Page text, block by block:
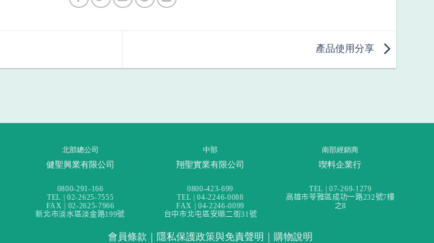
產品使用分享
北部總公司
健聖興業有限公司
0800-291-166
TEL | 02-2625-7555
FAX | 02-2625-7966
新北市淡水區淡金路199號
中部
翔聖實業有限公司
0800-423-699
TEL | 04-2246-0088
FAX | 04-2246-0099
台中市北屯區安順二街31號
南部經銷商
喫料企業行
TEL | 07-269-1279
高雄市苓雅區成功一路232號7樓
之8
會員條款 隱私保護政策與免責聲明 購物說明